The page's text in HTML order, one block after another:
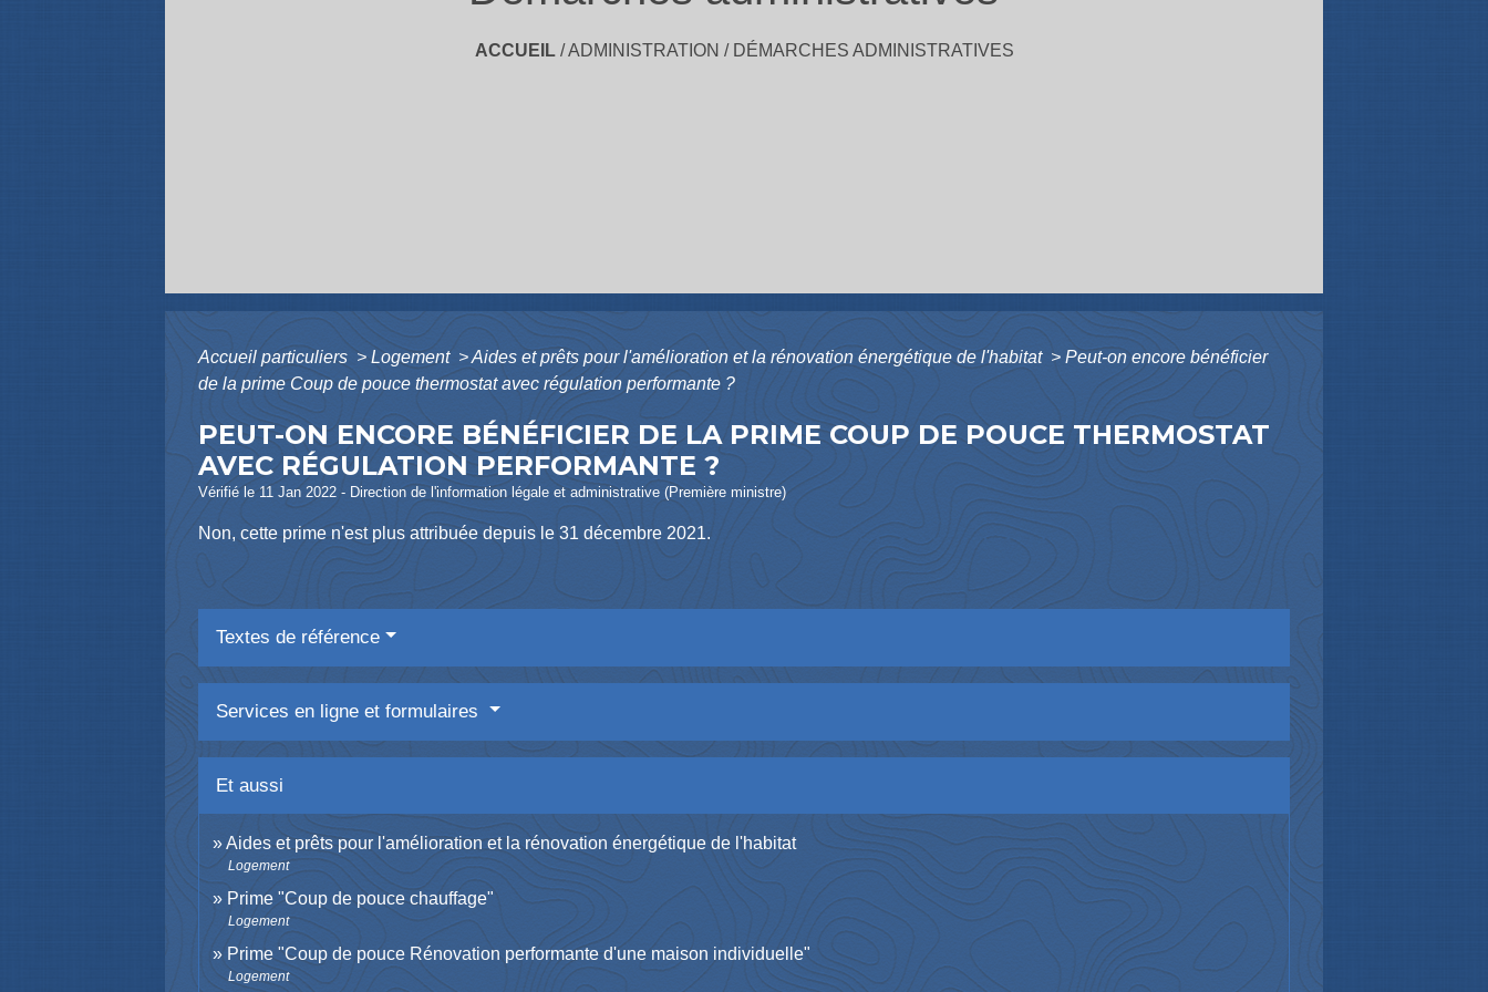
ACCUEIL/ADMINISTRATION / DÉMARCHES ADMINISTRATIVES
Accueil particuliers > Logement > Aides et prêts pour l'amélioration et la rénovation énergétique de l'habitat > Peut-on encore bénéficier
de la prime Coup de pouce thermostat avec régulation performante ?
PEUT-ON ENCORE BÉNÉFICIER DE LA PRIME COUP DE POUCE THERMOSTAT
AVEC RÉGULATION PERFORMANTE ?
Vérifié le 11 Jan 2022 - Direction de l'information légale et administrative (Première ministre)
Non, cette prime n'est plus attribuée depuis le 31 décembre 2021.
Textes de référence
Services en ligne et formulaires
Et aussi
Aides et prêts pour l'amélioration et la rénovation énergétique de l'habitat
Logement
Prime "Coup de pouce chauffage"
Logement
Prime "Coup de pouce Rénovation performante d'une maison individuelle"
Logement